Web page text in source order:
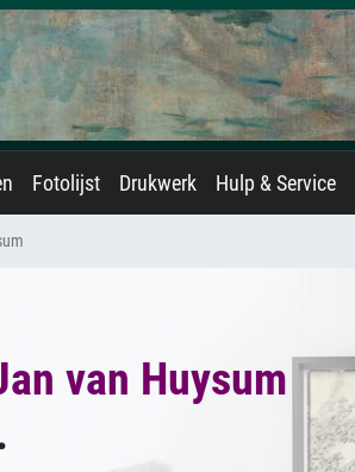
Fotolijst Drukwerk Hulp & Service
van Huysum